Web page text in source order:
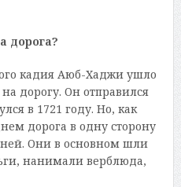
дорога?
кадия Аюб-Хаджи ушло
дорогу. Он отправился
в 1721 году. Но, как
дорога в одну сторону
Они в основном шли
нанимали верблюда,